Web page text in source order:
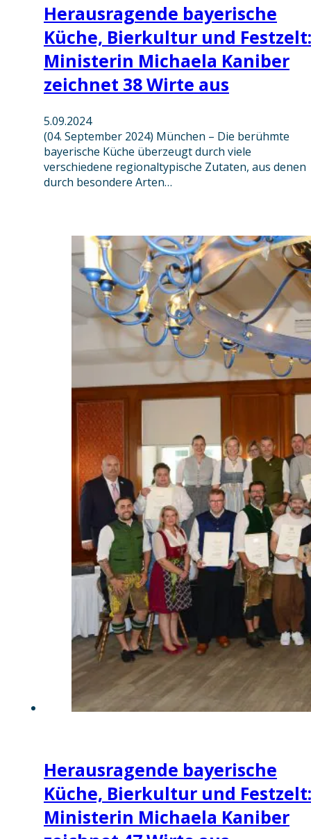
Herausragende bayerische
Küche, Bierkultur und Festzelt:
Ministerin Michaela Kaniber
zeichnet 38 Wirte aus
5.09.2024
(04. September 2024) München – Die berühmte
bayerische Küche überzeugt durch viele
verschiedene regionaltypische Zutaten, aus denen
durch besondere Arten…
Herausragende bayerische
Küche, Bierkultur und Festzelt:
Ministerin Michaela Kaniber